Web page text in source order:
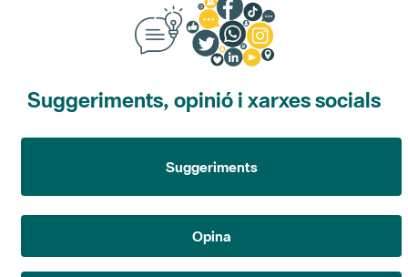
Suggeriments, opinió i xarxes socials
Suggeriments
Opina